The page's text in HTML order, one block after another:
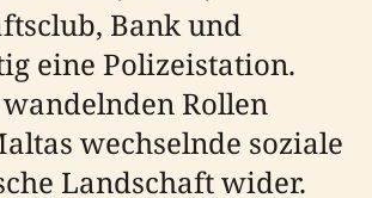
Bank und
eine Polizeistation.
Rollen
wechselnde soziale
Landschaft wider.